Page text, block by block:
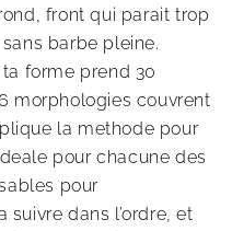
front qui parait trop
barbe pleine.
forme prend 30
morphologies couvrent
la methode pour
pour chacune des
pour
dans l’ordre, et